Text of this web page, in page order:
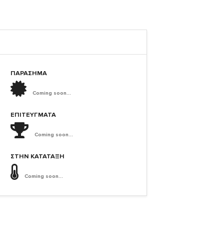
ΠΑΡΑΣΗΜΑ
Coming soon...
ΕΠΙΤΕΎΓΜΑΤΑ
Coming soon...
ΣΤΗΝ ΚΑΤΆΤΑΞΗ
Coming soon...